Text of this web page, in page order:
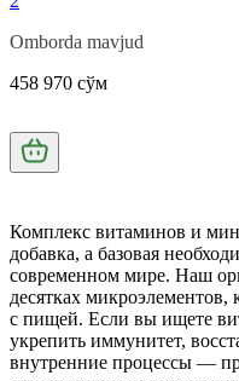
Omborda mavjud
458 970 сўм
Комплекс витаминов и
добавка, а базовая
современном мире. Наш
десятках
с пищей. Если вы ищете
укрепить иммунитет,
внутренние процессы —